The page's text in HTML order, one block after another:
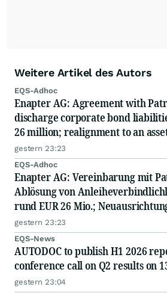
Weitere Artikel des Autors
EQS-Adhoc
Enapter AG: Agreement with
discharge corporate bond
26 million; realignment to an
model; capital measure planned
gestern 23:23
EQS-Adhoc
Enapter AG: Vereinbarung mit
Ablösung von
rund EUR 26 Mio.;
light-Geschäftsmodell; geplante
gestern 23:23
EQS-News
AUTODOC to publish H1 2026
gestern 23:04